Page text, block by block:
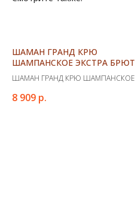
ШАМАН ГРАНД КРЮ
ШАМПАНСКОЕ ЭКСТРА БРЮТ
ШАМАН ГРАНД КРЮ ШАМПАНСКОЕ
8 909 р.